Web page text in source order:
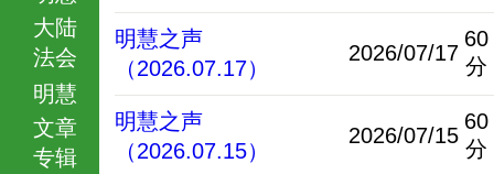
大陆
法会
明慧
文章
专辑
明慧之声
（2026.07.17）
2026/07/17
60
分
明慧之声
（2026.07.15）
2026/07/15
60
分